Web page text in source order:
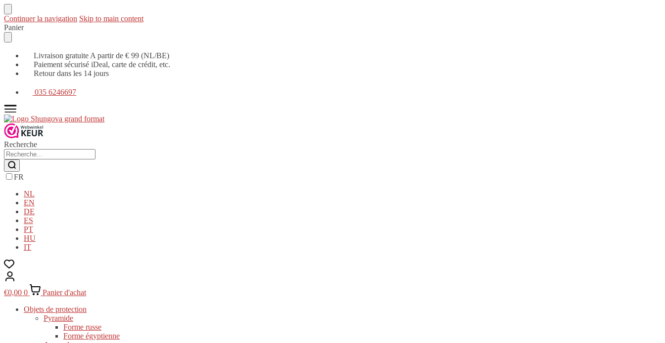
Continuer la navigation Skip to main content
Panier
Livraison gratuite A partir de € 99 (NL/BE)
Paiement sécurisé iDeal, carte de crédit, etc.
Retour dans les 14 jours
035 6246697
Recherche
FR
NL
EN
DE
ES
PT
HU
IT
€0,00 0
Panier d'achat
Objets de protection
Pyramide
Forme russe
Forme égyptienne